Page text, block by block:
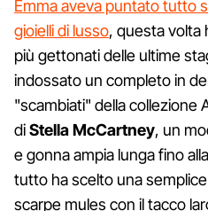
Emma aveva puntato tutto
gioielli di lusso, questa volta
più gettonati delle ultime
indossato un completo in
"scambiati" della collezione
diStella McCartney, un
e gonna ampia lunga fino
tutto ha scelto una
scarpe mules con il tacco